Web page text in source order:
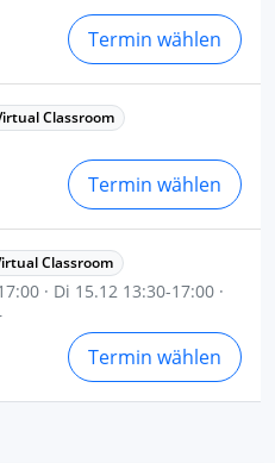
Termin wählen
Classroom
Termin wählen
Classroom
· Di 15.12 13:30-17:00 ·
Termin wählen